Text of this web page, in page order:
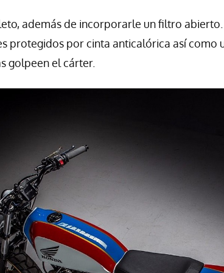
además de incorporarle un filtro abierto.
protegidos por cinta anticalórica así
golpeen el cárter.